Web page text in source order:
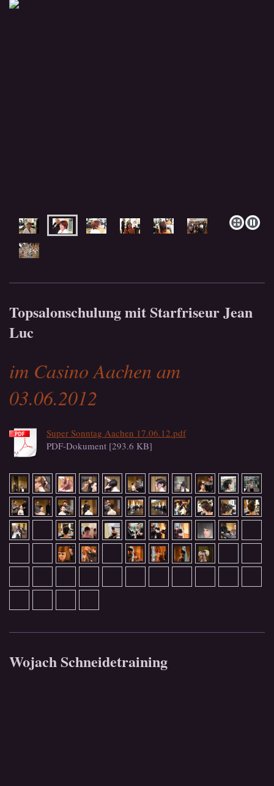
Topsalonschulung mit Starfriseur Jean
Luc
im Casino Aachen am
03.06.2012
Super Sonntag Aachen 17.06.12.pdf
PDF-Dokument [293.6 KB]
Wojach Schneidetraining